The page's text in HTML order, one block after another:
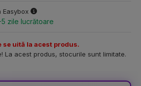
Easybox
5 zile lucrătoare
se uită la acest produs.
La acest produs, stocurile sunt limitate.